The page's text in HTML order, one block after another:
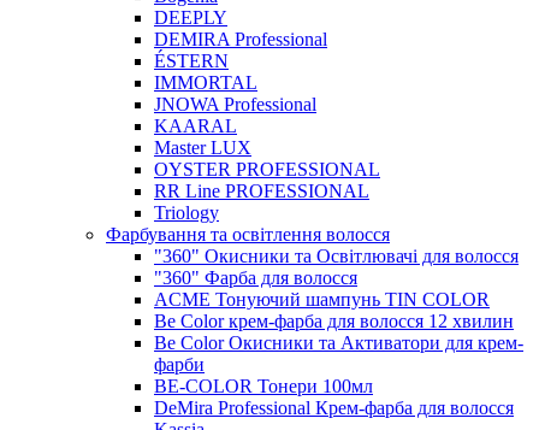
DEEPLY
DEMIRA Professional
ÉSTERN
IMMORTAL
JNOWA Professional
KAARAL
Master LUX
OYSTER PROFESSIONAL
RR Line PROFESSIONAL
Triology
Фарбування та освітлення волосся
"360" Окисники та Освітлювачі для волосся
"360" Фарба для волосся
ACME Тонуючий шампунь TIN COLOR
Be Color крем-фарба для волосся 12 хвилин
Be Color Окисники та Активатори для крем-
фарби
BE-COLOR Тонери 100мл
DeMira Professional Крем-фарба для волосся